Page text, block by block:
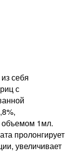
себя
с
объемом 1мл.
пролонгирует
увеличивает